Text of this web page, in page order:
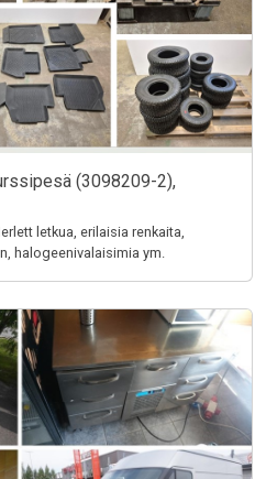
(3098209-2),
letkua, erilaisia renkaita,
halogeenivalaisimia ym.